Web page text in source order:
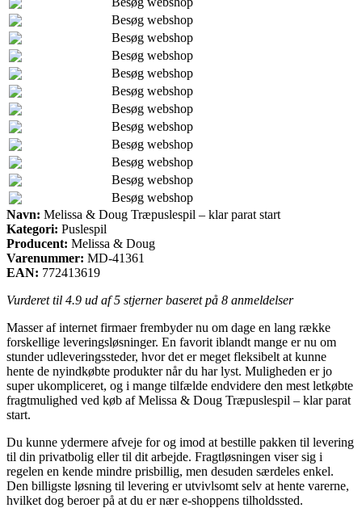
Besøg webshop
Besøg webshop
Besøg webshop
Besøg webshop
Besøg webshop
Besøg webshop
Besøg webshop
Besøg webshop
Besøg webshop
Besøg webshop
Besøg webshop
Navn: Melissa & Doug Træpuslespil – klar parat start
Kategori: Puslespil
Producent: Melissa & Doug
Varenummer: MD-41361
EAN: 772413619
Vurderet til 4.9 ud af 5 stjerner baseret på 8 anmeldelser
Masser af internet firmaer frembyder nu om dage en lang række
forskellige leveringsløsninger. En favorit iblandt mange er nu om
stunder udleveringssteder, hvor det er meget fleksibelt at kunne
hente de nyindkøbte produkter når du har lyst. Muligheden er jo
super ukompliceret, og i mange tilfælde endvidere den mest letkøbte
fragtmulighed ved køb af Melissa & Doug Træpuslespil – klar parat
start.
Du kunne ydermere afveje for og imod at bestille pakken til levering
til din privatbolig eller til dit arbejde. Fragtløsningen viser sig i
regelen en kende mindre prisbillig, men desuden særdeles enkel.
Den billigste løsning til levering er utvivlsomt selv at hente varerne,
hvilket dog beroer på at du er nær e-shoppens tilholdssted.